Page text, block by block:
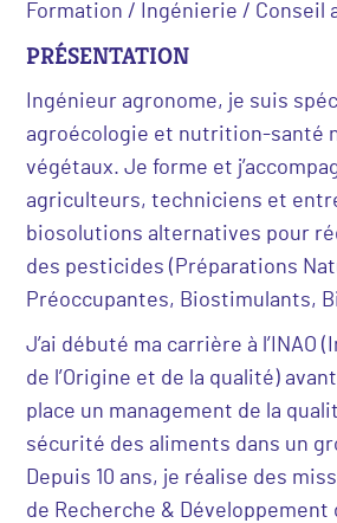
Formation / Ingénierie / Conseil
PRÉSENTATION
Ingénieur agronome, je suis
agroécologie et nutrition-santé
végétaux. Je forme et
agriculteurs, techniciens et
biosolutions alternatives pour
des pesticides (Préparations
Préoccupantes, Biostimulants,
J’ai débuté ma carrière à l’INAO
de l’Origine et de la qualité)
place un management de la
sécurité des aliments dans un
Depuis 10 ans, je réalise des
de Recherche & Développement